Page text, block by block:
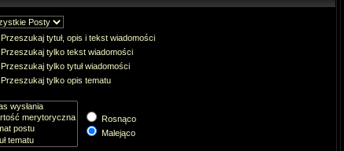
Przeszukaj tytuł, opis i tekst wiadomości
Przeszukaj tylko tekst wiadomości
Przeszukaj tylko tytuł wiadomości
Przeszukaj tylko opis tematu
Rosnąco
Malejąco